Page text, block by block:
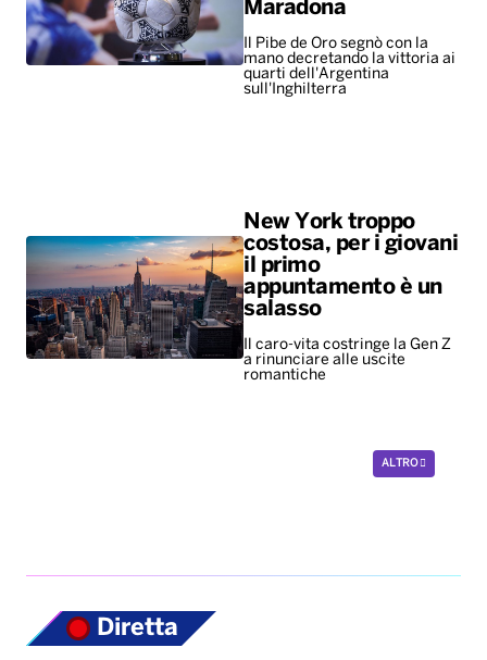
Maradona
Il Pibe de Oro segnò con la
mano decretando la vittoria ai
quarti dell'Argentina
sull'Inghilterra
New York troppo
costosa, per i giovani
il primo
appuntamento è un
salasso
Il caro-vita costringe la Gen Z
a rinunciare alle uscite
romantiche
ALTRO
Diretta